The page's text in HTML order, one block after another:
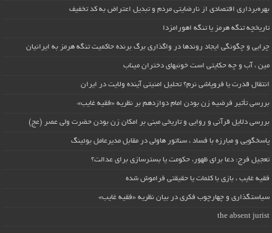
بهره‌برداری اقتصادی از نارضایتی مردم و تبدیل اعتراض به کد تخفیف
تاریخچه تنگه هرمز یا تنگه اهورامزدا
چرایی و چگونگی ایجاد روندها در واگذاری برگ برنده حاکمیت تنگه هرمز به ایرانیان
مین ، آب و چه حکایتی است خونبهای دختران میناب
انتقال قدرت یا فروپاشی نرم؟ تحلیل امنیتی آینده ولایت در ایران
بررسی تأثیر فرضیه زن بودن امام دوازدهم بر نظریه «فقیه غایب»
بررسی دلایل قرآنی و روایی و تاریخی مبنی بر امکان زن بودن حضرت ولی عصر (عج)
پاسخگویی و مبارزه با فساد ، سناتور هاولی در مقابل مدیرعامل بوئینگ
تعجیل فرج: دعا برای ظهور، حکومت یا بسترسازی برای عدالت؟
فقیه غایب ، بازی با کلمات یا حقیقتی فراموش شده
سیاستگذاری و چهارچوب فکری در بیان نظریه «فقیه غایب»
the absent jurist